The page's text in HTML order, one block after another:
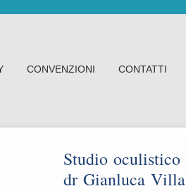
CONVENZIONI CONTATTI
Studio oculistico
dr Gianluca Villa